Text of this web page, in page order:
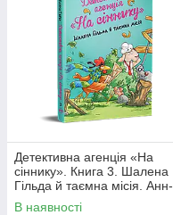
Детективна агенція «На
сіннику». Книга 3. Шалена
Гільда й таємна місія. Анн-
Катрін Геґер
В наявності